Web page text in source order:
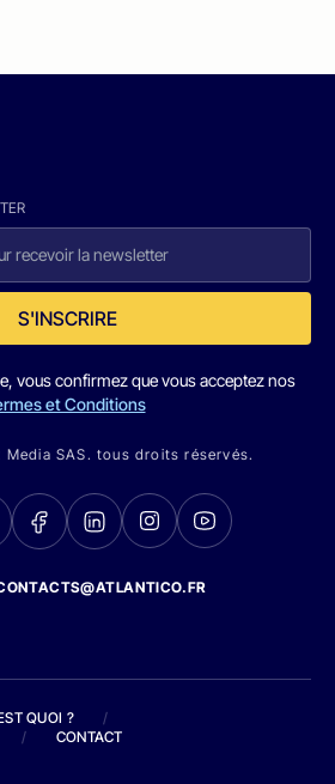
S'INSCRIRE
vous confirmez que vous acceptez nos
et Conditions
SAS. tous droits réservés.
QUOI ?
/
/ CONTACT